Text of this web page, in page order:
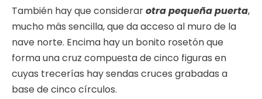
También hay que considerarotra pequeña puerta,
mucho más sencilla, que da acceso al muro de la
nave norte. Encima hay un bonito rosetón que
forma una cruz compuesta de cinco figuras en
cuyas trecerías hay sendas cruces grabadas a
base de cinco círculos.